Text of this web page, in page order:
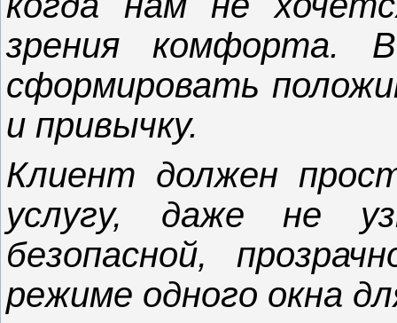
зрения комфорта.
сформировать
и привычку.
Клиент должен
услугу, даже не
безопасной,
режиме одного окна